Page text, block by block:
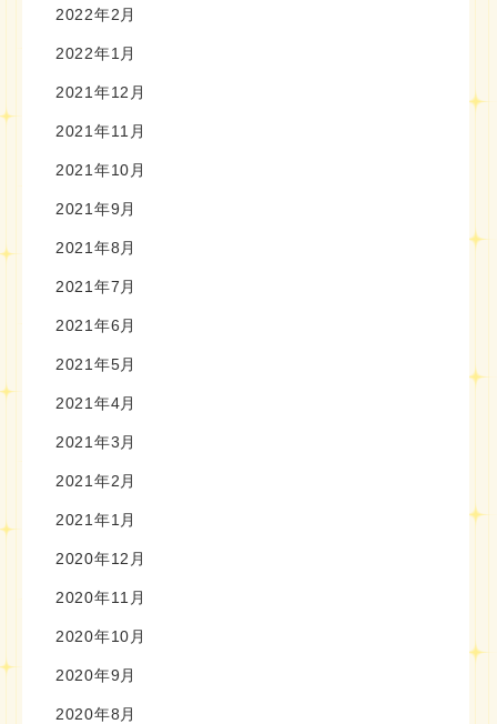
2022年2月
2022年1月
2021年12月
2021年11月
2021年10月
2021年9月
2021年8月
2021年7月
2021年6月
2021年5月
2021年4月
2021年3月
2021年2月
2021年1月
2020年12月
2020年11月
2020年10月
2020年9月
2020年8月